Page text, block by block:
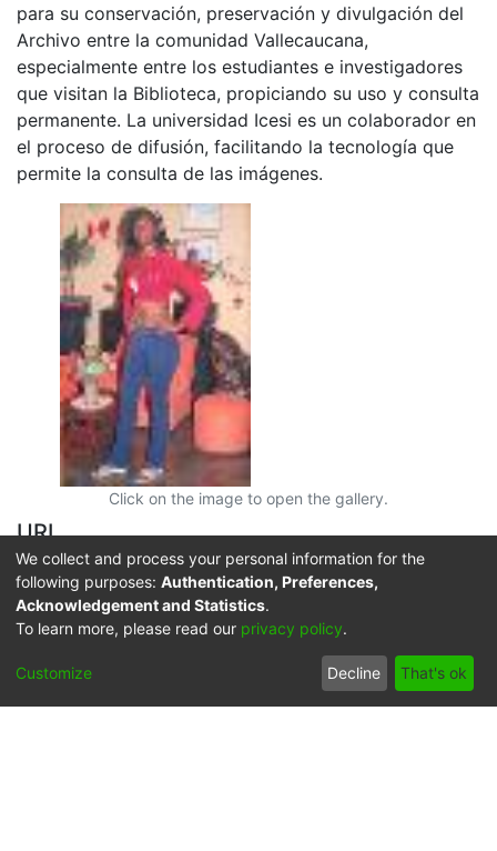
para su conservación, preservación y divulgación del
Archivo entre la comunidad Vallecaucana,
especialmente entre los estudiantes e investigadores
que visitan la Biblioteca, propiciando su uso y consulta
permanente. La universidad Icesi es un colaborador en
el proceso de difusión, facilitando la tecnología que
permite la consulta de las imágenes.
Click on the image to open the gallery.
URI
MVC011
https://audiovisuales.icesi.edu.co/handle/123456789/7
5596
Collections
We collect and process your personal information for the
following purposes: Authentication, Preferences,
Acknowledgement and Statistics.
To learn more, please read our privacy policy.
Customize Decline That's ok